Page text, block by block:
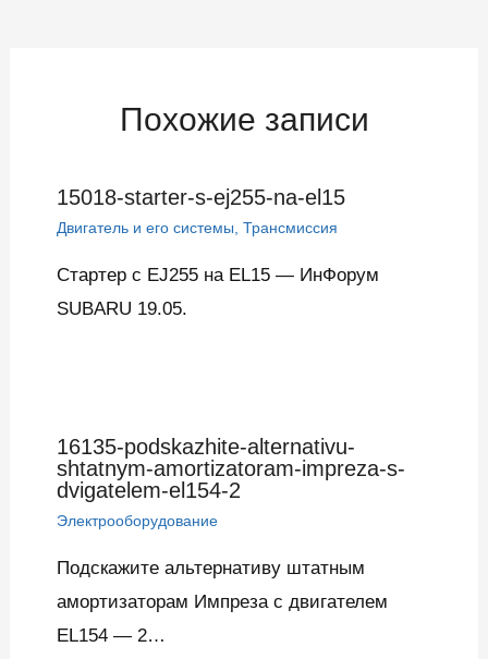
Похожие записи
15018-starter-s-ej255-na-el15
Двигатель и его системы, Трансмиссия
Стартер с EJ255 на EL15 — ИнФорум
SUBARU 19.05.
16135-podskazhite-alternativu-
shtatnym-amortizatoram-impreza-s-
dvigatelem-el154-2
Электрооборудование
Подскажите альтернативу штатным
амортизаторам Импреза с двигателем
EL154 — 2…